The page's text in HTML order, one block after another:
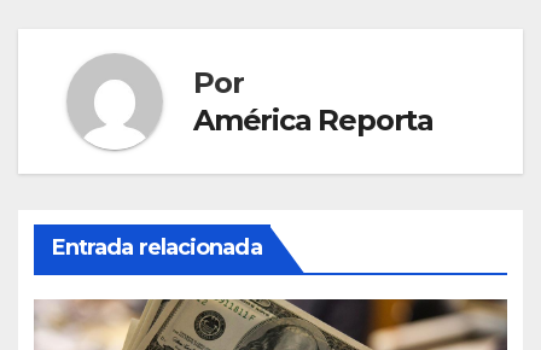
Por
América Reporta
Entrada relacionada